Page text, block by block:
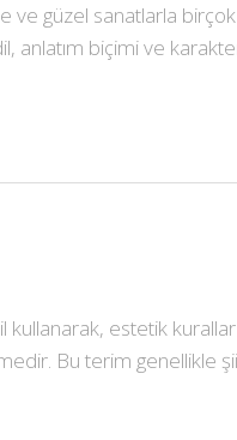
ve güzel sanatlarla
anlatım biçimi ve
estetik
Bu terim genellikle